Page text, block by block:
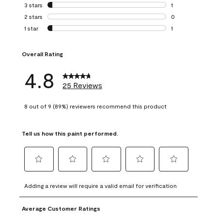
0 reviews with 4
3 stars stars
1
1 review with 3
2 stars stars
0
0 reviews with 2
1 star stars
1
Overall Rating
4.8 25 Reviews
8 out of 9 (89%) reviewers recommend this product
Tell us how this paint performed.
to
rate
the
item
to
rate
the
to
rate
the
item
to
rate
to
rate
Adding a review will require a valid email for verification
Average Customer Ratings